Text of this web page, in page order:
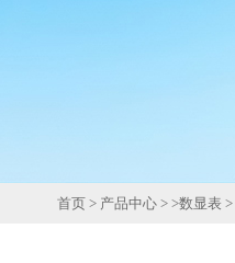
首页 > 产品中心 > >数显表 >